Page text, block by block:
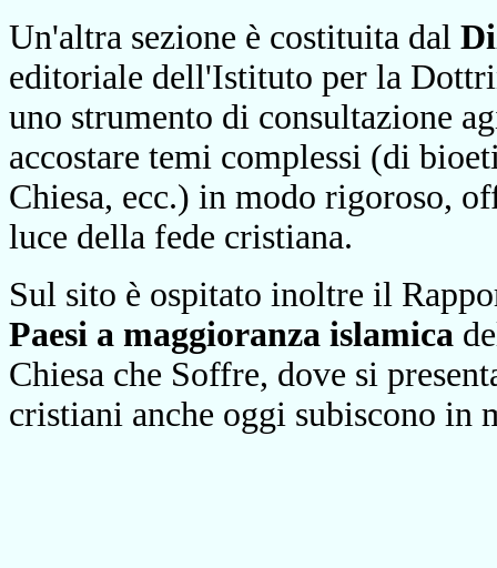
Un'altra sezione è costituita dal
editoriale dell'Istituto per la
uno strumento di consultazione
accostare temi complessi (di
Chiesa, ecc.) in modo rigoroso,
luce della fede cristiana.
Sul sito è ospitato inoltre il
Paesi a maggioranza islamica
Chiesa che Soffre, dove si
cristiani anche oggi subiscono in